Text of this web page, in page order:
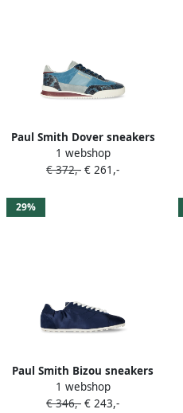
Paul Smith Dover sneakers
met slangenpatroon en
vlakken Blauw
1 webshop
€ 372,- € 261,-
29%
Paul Smith Bizou sneakers
met vlakken Blauw
1 webshop
€ 346,- € 243,-